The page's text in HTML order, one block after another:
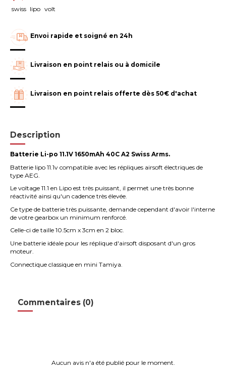
swiss lipo volt
Envoi rapide et soigné en 24h
Livraison en point relais ou à domicile
Livraison en point relais offerte dès 50€ d'achat
Description
Batterie Li-po 11.1V 1650mAh 40C A2 Swiss Arms.
Batterie lipo 11.1v compatible avec les répliques airsoft électriques de
type AEG.
Le voltage 11.1 en Lipo est très puissant, il permet une très bonne
réactivité ainsi qu'un cadence très élevée.
Ce type de batterie très puissante, demande cependant d'avoir l'interne
de votre gearbox un minimum renforcé.
Celle-ci de taille 10.5cm x 3cm en 2 bloc.
Une batterie idéale pour les réplique d'airsoft disposant d'un gros
moteur.
Connectique classique en mini Tamiya.
Commentaires (0)
Aucun avis n'a été publié pour le moment.